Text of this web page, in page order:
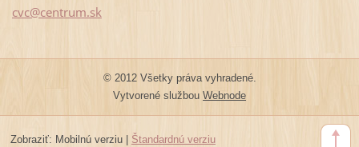
cvc@centrum.sk
© 2012 Všetky práva vyhradené.
Vytvorené službou Webnode
Zobraziť: Mobilnú verziu| Štandardnú verziu